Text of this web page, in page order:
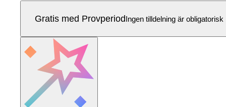
Gratis med ProvperiodIngen tilldelning är obligatorisk